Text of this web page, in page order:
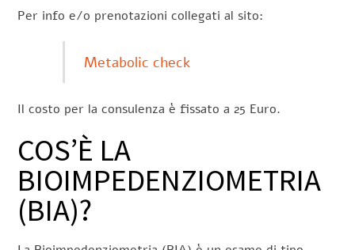
Per info e/o prenotazioni collegati al sito:
Metabolic check
Il costo per la consulenza è fissato a 25 Euro.
COS’È LA
BIOIMPEDENZIOMETRIA
(BIA)?